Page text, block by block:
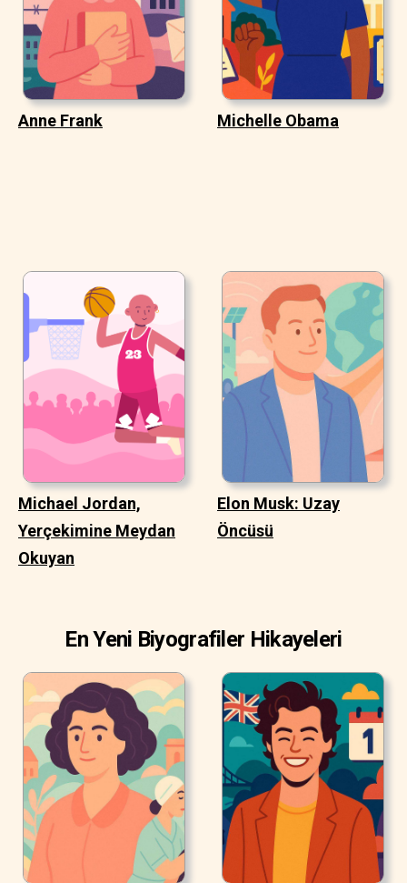
Anne Frank Michelle Obama
Michael Jordan,
Yerçekimine Meydan
Okuyan
Elon Musk: Uzay
Öncüsü
En Yeni Biyografiler Hikayeleri